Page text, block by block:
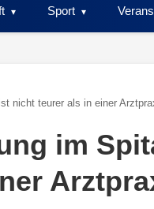
Sport
nicht teurer als in einer
im